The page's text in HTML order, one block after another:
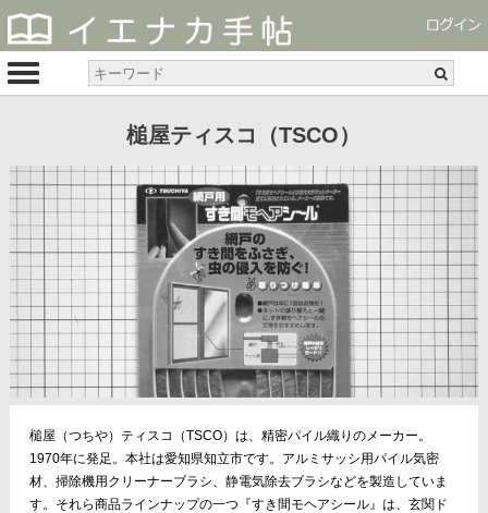
槌屋ティスコ（TSCO）
槌屋（つちや）ティスコ（TSCO）は、精密パイル織りのメーカー。
1970年に発足。本社は愛知県知立市です。アルミサッシ用パイル気密
材、掃除機用クリーナーブラシ、静電気除去ブラシなどを製造していま
す。それら商品ラインナップの一つ『すき間モヘアシール』は、玄関ド